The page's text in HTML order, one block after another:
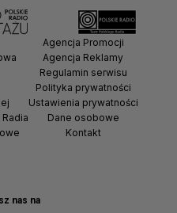
nas na
Agencja Promocji
Agencja Reklamy
Regulamin serwisu
Polityka prywatności
Ustawienia prywatności
Dane osobowe
Kontakt